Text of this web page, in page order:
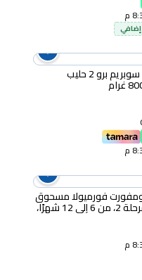
نستله نان سوبريم برو 2 حليب
فورميولا مسحوق
حليب ، المرحلة 2، من 6 إلى 12 شهرًا،